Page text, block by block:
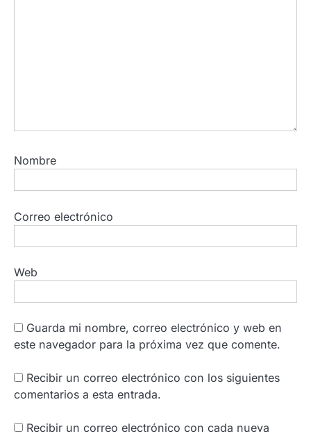
Nombre
Correo electrónico
Web
Guarda mi nombre, correo electrónico y web en
este navegador para la próxima vez que comente.
Recibir un correo electrónico con los siguientes
comentarios a esta entrada.
Recibir un correo electrónico con cada nueva